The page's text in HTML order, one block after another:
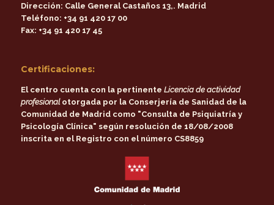
Dirección: Calle General Castaños 13,. Madrid
Teléfono: +34 91 420 17 00
Fax: +34 91 420 17 45
Certificaciones:
El centro cuenta con la pertinente Licencia de actividad
profesionalotorgada por la Conserjería de Sanidad de la
Comunidad de Madridcomo "Consulta de Psiquiatría y
Psicología Clínica" según resolución de 18/08/2008
inscrita en el Registro con el número CS8859